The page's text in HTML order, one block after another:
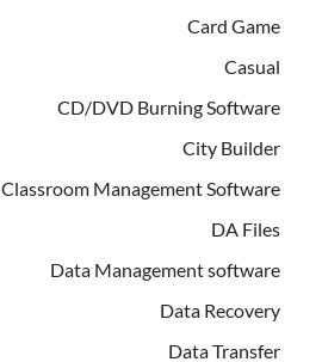
Card Game
Casual
CD/DVD Burning Software
City Builder
Classroom Management Software
DA Files
Data Management software
Data Recovery
Data Transfer